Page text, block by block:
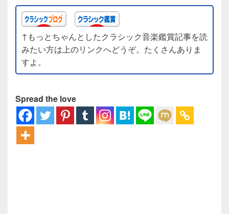
↑もっとちゃんとしたクラシック音楽鑑賞記事を読
みたい方は上のリンクへどうぞ。たくさんありま
すよ。
Spread the love